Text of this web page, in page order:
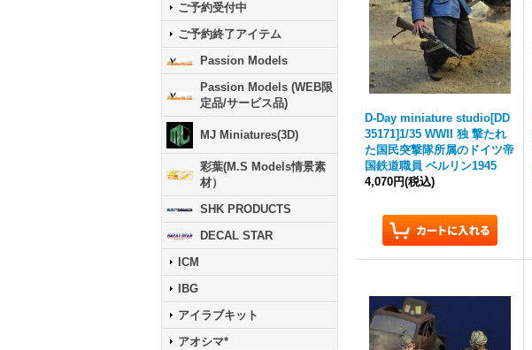
ご予約受付中
ご予約終了アイテム
Passion Models
Passion Models (WEB限
定品/サービス品)
MJ Miniatures(3D)
彩葉(M.S Models情景素
材）
SHK PRODUCTS
DECAL STAR
ICM
IBG
アイラブキット
アオシマ*
D-Day miniature studio[DD
35171]1/35 WWII 独 撃たれ
た国民突撃隊所属のドイツ帝
国鉄道職員 ベルリン1945
4,070円(税込)